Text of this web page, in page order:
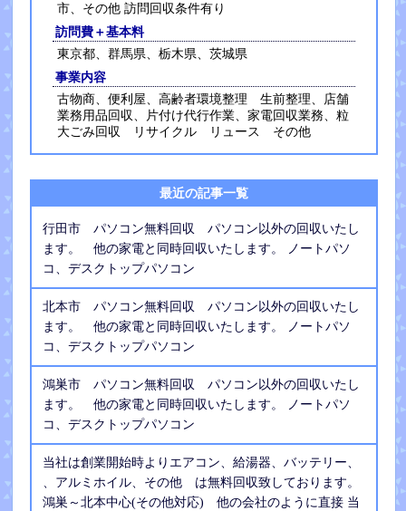
市、その他 訪問回収条件有り
訪問費＋基本料
東京都、群馬県、栃木県、茨城県
事業内容
古物商、便利屋、高齢者環境整理 生前整理、店舗
業務用品回収、片付け代行作業、家電回収業務、粒
大ごみ回収 リサイクル リュース その他
最近の記事一覧
行田市 パソコン無料回収 パソコン以外の回収いたし
ます。 他の家電と同時回収いたします。 ノートパソ
コ、デスクトップパソコン
北本市 パソコン無料回収 パソコン以外の回収いたし
ます。 他の家電と同時回収いたします。 ノートパソ
コ、デスクトップパソコン
鴻巣市 パソコン無料回収 パソコン以外の回収いたし
ます。 他の家電と同時回収いたします。 ノートパソ
コ、デスクトップパソコン
当社は創業開始時よりエアコン、給湯器、バッテリー、
、アルミホイル、その他 は無料回収致しております。
鴻巣～北本中心(その他対応) 他の会社のように直接 当